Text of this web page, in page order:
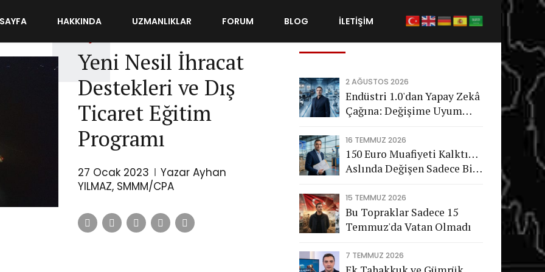
HAKKINDA UZMANLIKLAR FORUM BLOG İLETİŞİM
Yeni Nesil İhracat
Destekleri ve Dış
Ticaret Eğitim
Programı
27 Ocak 2023
Yazar Ayhan
YILMAZ, SMMM/CPA
Son Gönderiler
2 AĞUSTOS 2026
Endüstri 1.0'dan Yapay Zekâ
Çağına: Değişime Uyum
Nasıl Bir Gelecek Bekliyor?
16 TEMMUZ 2026
150 Euro Muafiyeti Kalktı…
Aslında Değişen Sadece Bir
15 TEMMUZ 2026
Bu Topraklar Sadece 15
Temmuz'da Vatan Olmadı
7 TEMMUZ 2026